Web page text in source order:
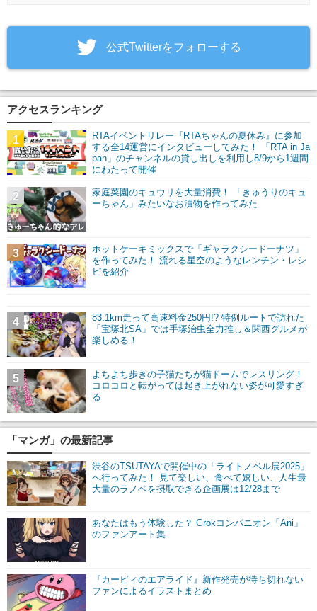
‎公式Twitterをフォローする
アクセスランキング
RTAイベントリレー『RTAちゃんの夏休み』に参加
する全14運営にインタビューしてみた！ 「RTA in Ja
pan」のチャンネルの貸し出しを利用し8/9から1週間
にわたって開催
1
家庭菜園のキュウリを大量消費！ 「きゅうりのキュ
ーちゃん」みたいなお漬物を作ってみた
2
ホットケーキミックスで「ギャラクシードーナツ」
を作ってみた！ 流れる星空のようなレンチン・レシ
ピを紹介
3
83.1km走って高速料金250円!? 特例ルートで訪れた
「宝塚北SA」では手塚治虫全力推し＆関西グルメが
楽しめる！
4
よちよち歩きの子猫たちが猫ドームでレスリング！
コロコロと転がっては起き上がれない姿が可愛すぎ
る
5
「マンガ」の最新記事
渋谷のTSUTAYAで開催中の「ライトノベル展2025」
へ行ってみた！ 見て楽しい、食べて嬉しい、人生最
大量のラノベを摂取できる企画展は12/28まで
あなたはもう体験した？ Grokコンパニオン「Ani」
のファンアート集
『カービィのエアライド』新作発売が待ち切れない
ファンによるイラストまとめ